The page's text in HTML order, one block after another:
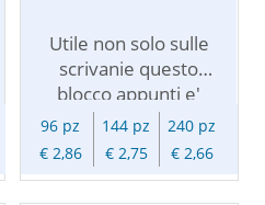
Utile non solo sulle
scrivanie questo
blocco appunti e'
composto da circa 375
fogli, la carta e' bianca
usomano da gr.80. I
96 pz 144 pz
240 pz
€ 2,86
€ 2,75 € 2,66